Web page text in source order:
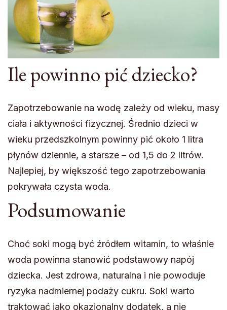
Ile powinno pić dziecko?
Zapotrzebowanie na wodę zależy od wieku, masy
ciała i aktywności fizycznej. Średnio dzieci w
wieku przedszkolnym powinny pić około 1 litra
płynów dziennie, a starsze – od 1,5 do 2 litrów.
Najlepiej, by większość tego zapotrzebowania
pokrywała czysta woda.
Podsumowanie
Choć soki mogą być źródłem witamin, to właśnie
woda powinna stanowić podstawowy napój
dziecka. Jest zdrowa, naturalna i nie powoduje
ryzyka nadmiernej podaży cukru. Soki warto
traktować jako okazjonalny dodatek, a nie